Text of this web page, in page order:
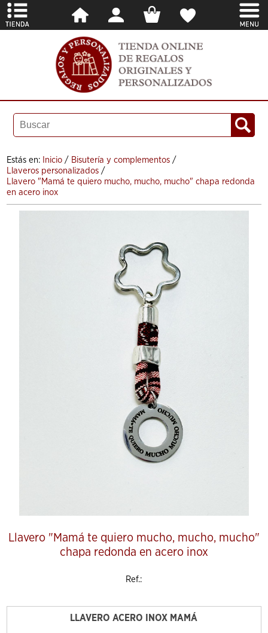
Estás en: Inicio / Bisutería y complementos /
Llaveros personalizados /
Llavero "Mamá te quiero mucho, mucho, mucho" chapa redonda
en acero inox
Llavero "Mamá te quiero mucho, mucho, mucho"
chapa redonda en acero inox
Ref.:
LLAVERO ACERO INOX MAMÁ